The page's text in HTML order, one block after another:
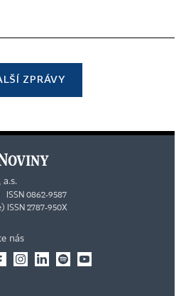
ZPRÁVY
a.s.
ISSN 0862-9587
ISSN 2787-950X
nás